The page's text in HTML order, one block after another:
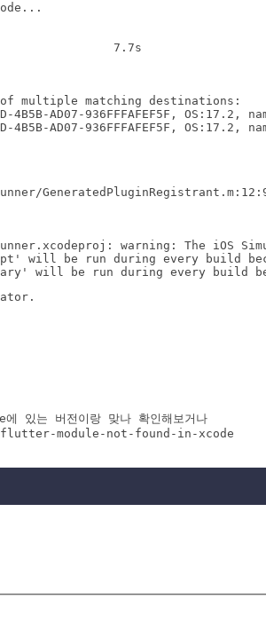
7.7s
multiple matching destinations:
4B5B-AD07-936FFFAFEF5F, OS:17.2,
4B5B-AD07-936FFFAFEF5F, OS:17.2,
warning: The iOS
will be run during every build
will be run during every build
있는 버전이랑 맞나 확인해보거나
module-not-found-in-xcode